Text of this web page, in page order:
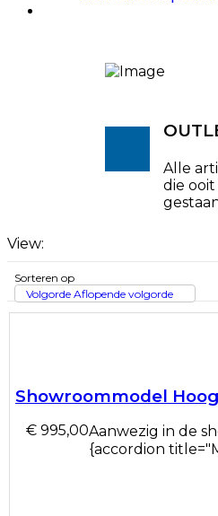
Alle
die
View:
Sorteren op
Volgorde Aflopende volgorde
Showroommodel
€ 995,00Aanwezig in de
{accordion